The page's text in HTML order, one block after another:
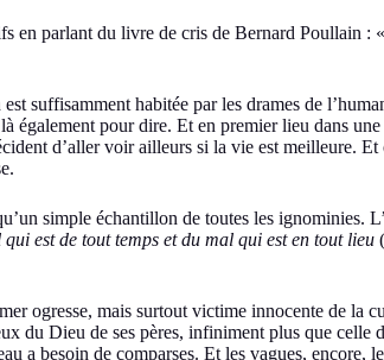
en parlant du livre de cris de Bernard Poullain :
suffisamment habitée par les drames de
également pour dire. Et en premier lieu dans
d’aller voir ailleurs si la vie est meilleure. Et
simple échantillon de toutes les ignominies.
est de tout temps et du mal qui est en tout lieu
ogresse, mais surtout victime innocente de la
du Dieu de ses pères, infiniment plus que celle
a besoin de comparses. Et les vagues, encore,